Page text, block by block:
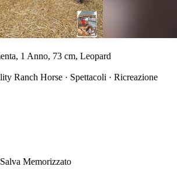
1 Anno, 73 cm, Leopard
Ranch Horse · Spettacoli · Ricreazione
Salva Memorizzato